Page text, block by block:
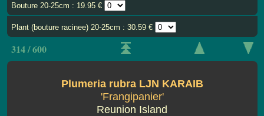
Bouture 20-25cm : 19.95 €
Plant (bouture racinee) 20-25cm : 30.59 €
314 / 600
Plumeria rubra LJN KARAIB
'Frangipanier'
Reunion Island